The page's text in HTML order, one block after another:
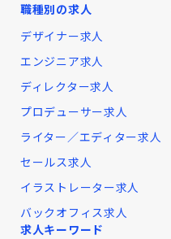
職種別の求人
デザイナー求人
エンジニア求人
ディレクター求人
プロデューサー求人
ライター／エディター求人
セールス求人
イラストレーター求人
バックオフィス求人
求人キーワード